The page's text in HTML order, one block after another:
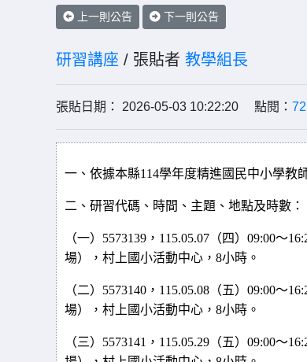
上一則公告 下一則公告
研習講座 / 張貼者 教學組長
張貼日期： 2026-05-03 10:22:20 點閱： 72
一、依據本縣114學年度精進國民中小學教
二、研習代碼、時間、主題、地點及時數：
（一） 5573139 ， 115.05.07 （四） 09:00～
場），村上國小活動中心， 8小時。
（二） 5573140 ， 115.05.08 （五） 09:00～
場），村上國小活動中心， 8小時。
（三） 5573141 ， 115.05.29 （五） 09:00～